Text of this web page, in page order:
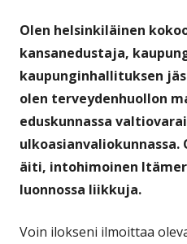
Olen helsinkiläinen
kansanedustaja,
kaupunginhallituksen
olen terveydenhuollon
eduskunnassa
ulkoasianvaliokunnassa.
äiti, intohimoinen
luonnossa liikkuja.
Voin ilokseni ilmoittaa